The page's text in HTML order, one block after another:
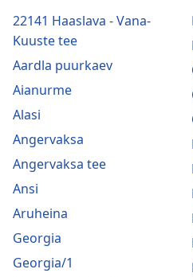
22141 Haaslava - Vana-
Kuuste tee
Aardla puurkaev
Aianurme
Alasi
Angervaksa
Angervaksa tee
Ansi
Aruheina
Georgia
Georgia/1